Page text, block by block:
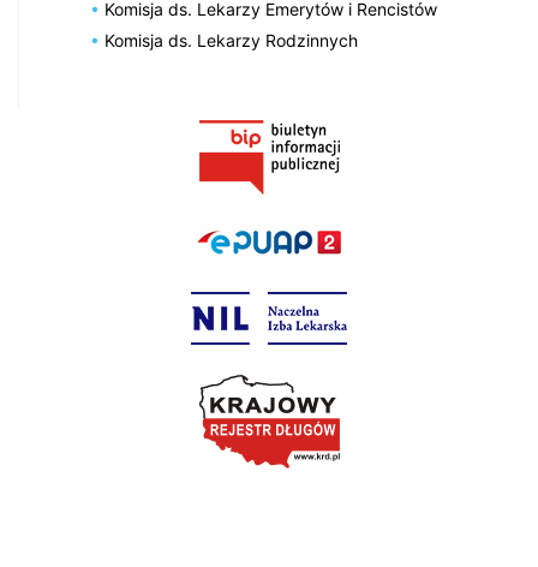
Komisja ds. Lekarzy Emerytów i Rencistów
Komisja ds. Lekarzy Rodzinnych